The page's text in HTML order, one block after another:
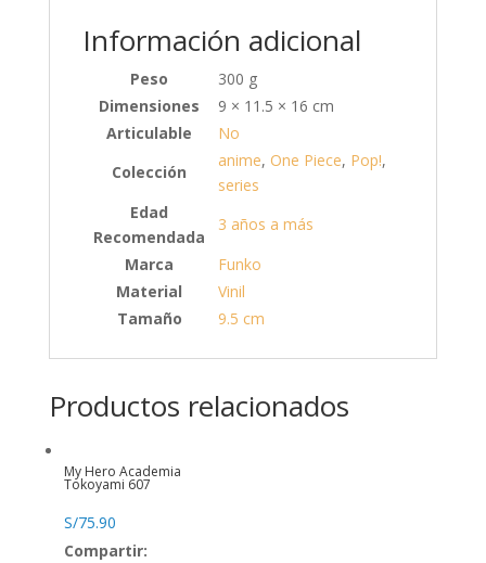
Información adicional
Peso
300 g
Dimensiones
9 × 11.5 × 16 cm
Articulable
No
Colección
anime, One Piece, Pop!,
series
Edad
Recomendada
3 años a más
Marca
Funko
Material
Vinil
Tamaño
9.5 cm
Productos relacionados
My Hero Academia
Tokoyami 607
S/75.90
Compartir: